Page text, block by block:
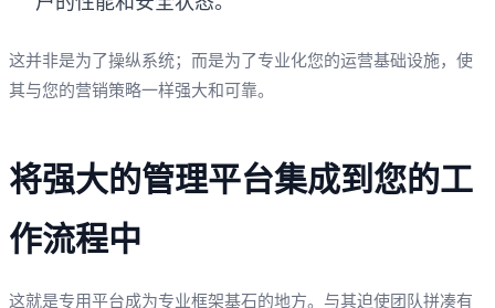
这并非是为了操纵系统；而是为了专业化您的运营基础设施，使
其与您的营销策略一样强大和可靠。
将强大的管理平台集成到您的工
作流程中
这就是专用平台成为专业框架基石的地方。与其迫使团队拼凑有